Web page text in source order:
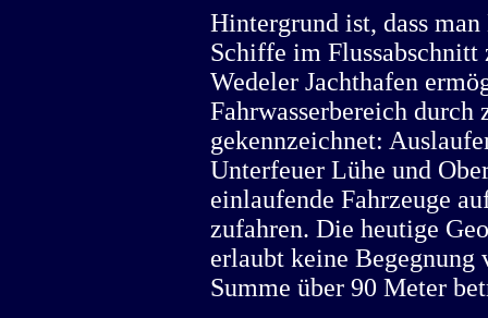
Hintergrund ist, dass
Schiffe im Flussabschnitt
Wedeler Jachthafen
Fahrwasserbereich
gekennzeichnet:
Unterfeuer Lühe und
einlaufende Fahrzeuge
zufahren. Die heutige
erlaubt keine
Summe über 90 Meter